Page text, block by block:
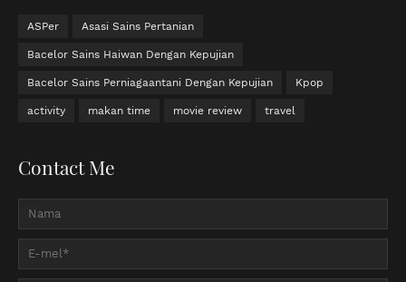
ASPer Asasi Sains Pertanian
Bacelor Sains Haiwan Dengan Kepujian
Bacelor Sains Perniagaantani Dengan Kepujian Kpop
activity makan time movie review travel
Contact Me